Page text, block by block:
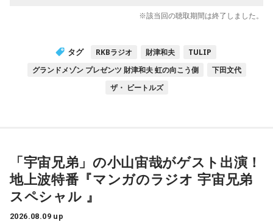
※該当回の聴取期間は終了しました。
タグ RKBラジオ 財津和夫
TULIP
グランドメゾン プレゼンツ 財津和夫 虹の向こう側
下田文代
ザ・ ビートルズ
「宇宙兄弟」の小山宙哉がゲスト出演！
地上波特番『マンガのラジオ 宇宙兄弟
スペシャル 』
2026.08.09 up